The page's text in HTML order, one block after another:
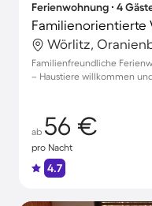
Ferienwohnung ∙ 4
Wörlitz,
Familienfreundliche
– Haustiere willkommen
ab 56 €
pro Nacht
4.7